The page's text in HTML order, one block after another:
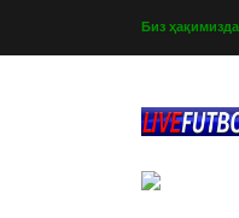
Биз ҳақимизда